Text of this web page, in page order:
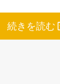
自由に生きる“の
る。
続きを読む